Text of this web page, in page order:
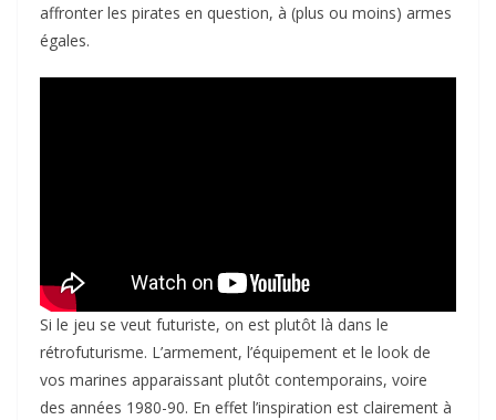
affronter les pirates en question, à (plus ou moins) armes
égales.
Si le jeu se veut futuriste, on est plutôt là dans le
rétrofuturisme. L’armement, l’équipement et le look de
vos marines apparaissant plutôt contemporains, voire
des années 1980-90. En effet l’inspiration est clairement à